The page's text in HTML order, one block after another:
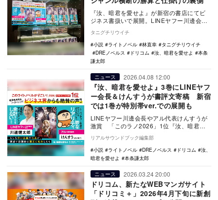
『汝、暗君を愛せよ』が新宿の書店にてビ
ジネス書扱いで展開。LINEヤフー川邊会
ノベの枠を超…
タニグチリウイチ
小説
ライトノベル 林直幸
タニグチリウイチ
DREノベルス
ドリコム 汝、暗君を愛せよ
本条
謙太郎
ニュース 2026.04.08 12:00
『汝、暗君を愛せよ』3巻にLINEヤフ
ー会長＆けんすうが書評文寄稿 新宿
では1巻が特別帯ver.での展開も
LINEヤフー川邊会長やアル代表けんすうが
激賞 「このラノ2026」1位『汝、暗君を
愛せよ』3巻が4月10日発売。新宿では特別
帯…
リアルサウンドブック編集部
小説
ライトノベル DREノベルス ドリコム
汝、
暗君を愛せよ
本条謙太郎
ニュース 2026.03.24 20:00
ドリコム、新たなWEBマンガサイト
「ドリコミ＋」2026年4月下旬に新創